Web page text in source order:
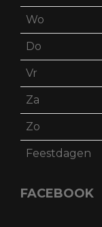
Wo
Do
Vr
Za
Zo
Feestdagen
FACEBOOK